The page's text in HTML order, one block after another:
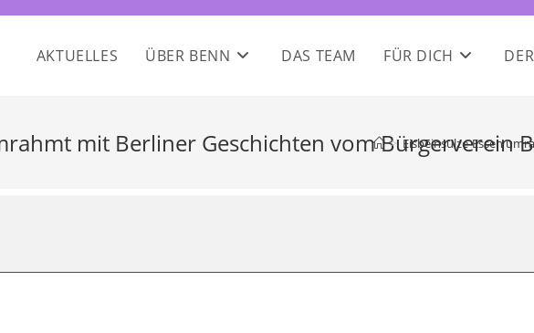
AKTUELLES ÜBER BENN DAS TEAM FÜR DICH
mit Berliner Geschichten vom Bürgerverein
> Eisbeinsülze-Essen